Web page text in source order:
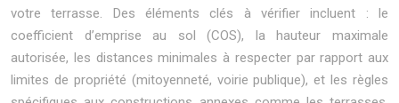
votre terrasse. Des éléments clés à vérifier incluent : le
coefficient d’emprise au sol (COS), la hauteur maximale
autorisée, les distances minimales à respecter par rapport aux
limites de propriété (mitoyenneté, voirie publique), et les règles